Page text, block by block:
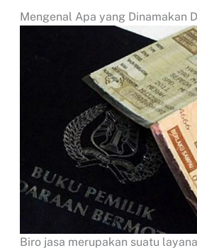
Mengenal Apa yang Dinamakan
Biro jasa merupakan suatu